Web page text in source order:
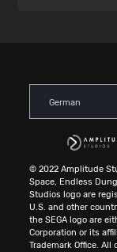
German
© 2022 Amplitude
Space, Endless
Studios logo are
U.S. and other
the SEGA logo are
Corporation or its
Trademark Office.